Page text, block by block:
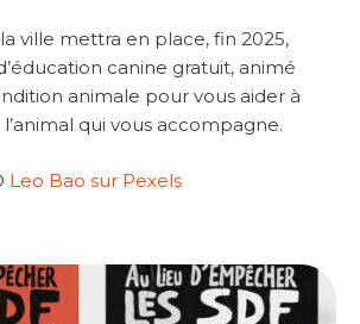
ville mettra en place, fin 2025,
canine gratuit, animé
animale pour vous aider à
qui vous accompagne.
Leo Bao sur Pexels